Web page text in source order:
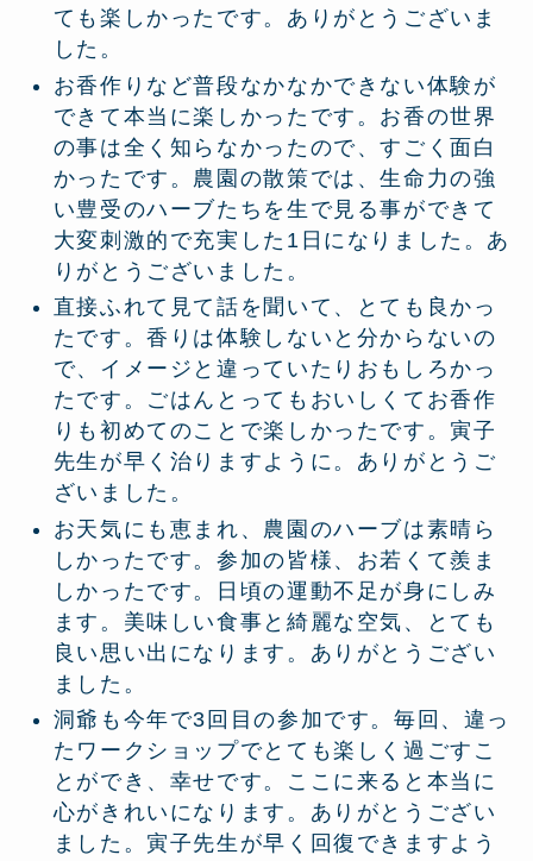
ても楽しかったです。ありがとうございま
した。
お香作りなど普段なかなかできない体験が
できて本当に楽しかったです。お香の世界
の事は全く知らなかったので、すごく面白
かったです。農園の散策では、生命力の強
い豊受のハーブたちを生で見る事ができて
大変刺激的で充実した1日になりました。あ
りがとうございました。
直接ふれて見て話を聞いて、とても良かっ
たです。香りは体験しないと分からないの
で、イメージと違っていたりおもしろかっ
たです。ごはんとってもおいしくてお香作
りも初めてのことで楽しかったです。寅子
先生が早く治りますように。ありがとうご
ざいました。
お天気にも恵まれ、農園のハーブは素晴ら
しかったです。参加の皆様、お若くて羨ま
しかったです。日頃の運動不足が身にしみ
ます。美味しい食事と綺麗な空気、とても
良い思い出になります。ありがとうござい
ました。
洞爺も今年で3回目の参加です。毎回、違っ
たワークショップでとても楽しく過ごすこ
とができ、幸せです。ここに来ると本当に
心がきれいになります。ありがとうござい
ました。寅子先生が早く回復できますよう